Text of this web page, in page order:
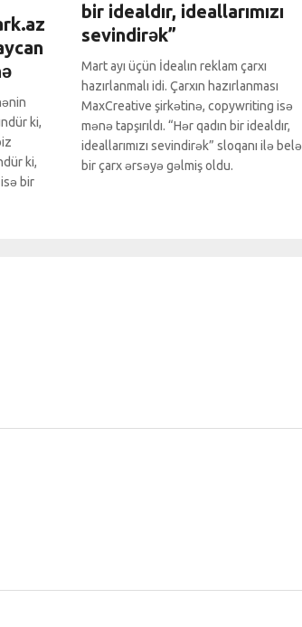
ki,
ki,
bir
bir idealdır, ideallarımızı
sevindirək”
Mart ayı üçün İdealın reklam çarxı
hazırlanmalı idi. Çarxın hazırlanması
MaxCreative şirkətinə, copywriting isə
mənə tapşırıldı. “Hər qadın bir idealdır,
ideallarımızı sevindirək” sloqanı ilə belə
bir çarx ərsəyə gəlmiş oldu.